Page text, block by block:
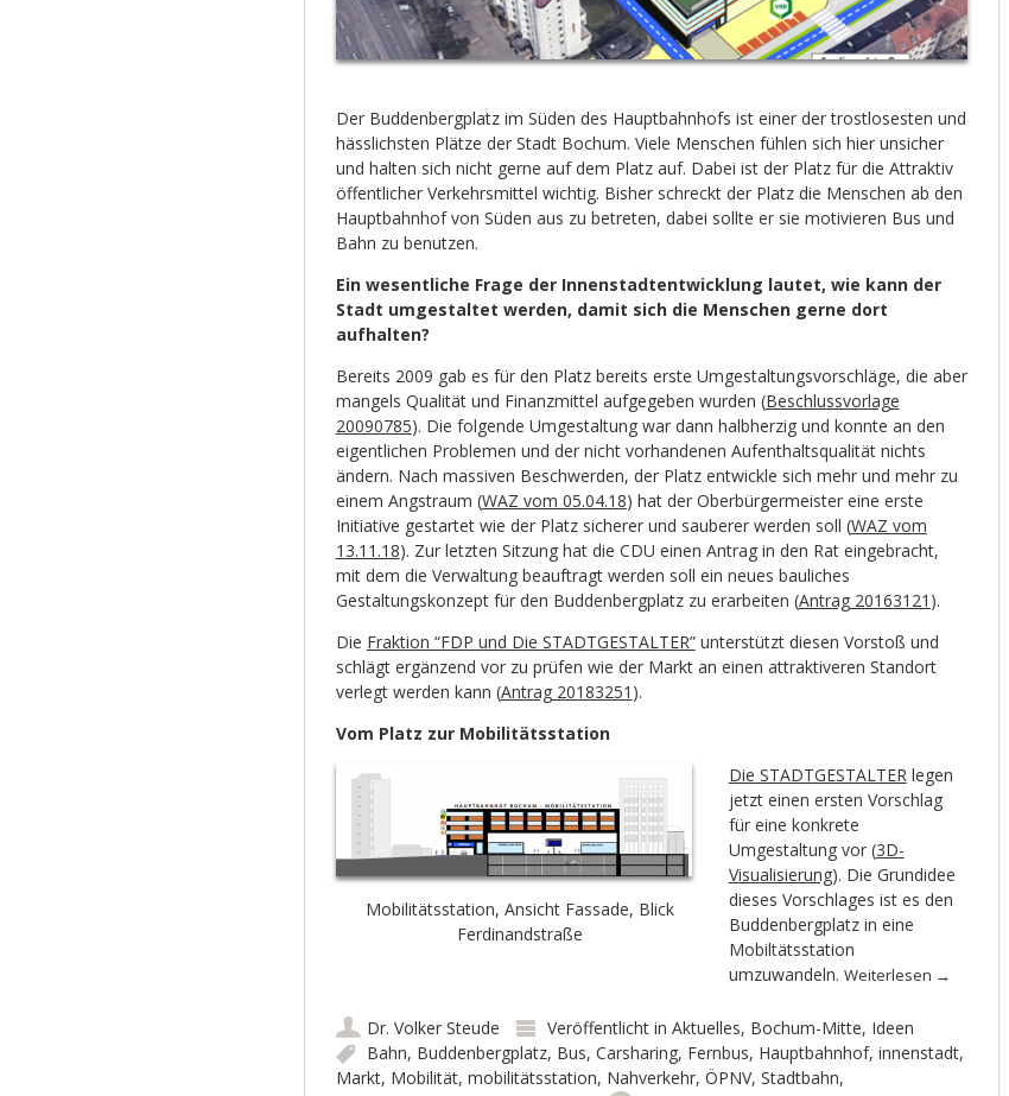
Der Buddenbergplatz im Süden des Hauptbahnhofs ist einer der trostlosesten und
hässlichsten Plätze der Stadt Bochum. Viele Menschen fühlen sich hier unsicher
und halten sich nicht gerne auf dem Platz auf. Dabei ist der Platz für die Attraktiv
öffentlicher Verkehrsmittel wichtig. Bisher schreckt der Platz die Menschen ab den
Hauptbahnhof von Süden aus zu betreten, dabei sollte er sie motivieren Bus und
Bahn zu benutzen.
Ein wesentliche Frage der Innenstadtentwicklung lautet, wie kann der
Stadt umgestaltet werden, damit sich die Menschen gerne dort
aufhalten?
Bereits 2009 gab es für den Platz bereits erste Umgestaltungsvorschläge, die aber
mangels Qualität und Finanzmittel aufgegeben wurden (Beschlussvorlage
20090785). Die folgende Umgestaltung war dann halbherzig und konnte an den
eigentlichen Problemen und der nicht vorhandenen Aufenthaltsqualität nichts
ändern. Nach massiven Beschwerden, der Platz entwickle sich mehr und mehr zu
einem Angstraum (WAZ vom 05.04.18) hat der Oberbürgermeister eine erste
Initiative gestartet wie der Platz sicherer und sauberer werden soll (WAZ vom
13.11.18). Zur letzten Sitzung hat die CDU einen Antrag in den Rat eingebracht,
mit dem die Verwaltung beauftragt werden soll ein neues bauliches
Gestaltungskonzept für den Buddenbergplatz zu erarbeiten (Antrag 20163121 ).
Die Fraktion “FDP und Die STADTGESTALTER”unterstützt diesen Vorstoß und
schlägt ergänzend vor zu prüfen wie der Markt an einen attraktiveren Standort
verlegt werden kann (Antrag 20183251 ).
Vom Platz zur Mobilitätsstation
Mobilitätsstation, Ansicht Fassade, Blick
Ferdinandstraße
Die STADTGESTALTERlegen
jetzt einen ersten Vorschlag
für eine konkrete
Umgestaltung vor (3D-
Visualisierung). Die Grundidee
dieses Vorschlages ist es den
Buddenbergplatz in eine
Mobiltätsstation
umzuwandeln. Weiterlesen →
Dr. Volker Steude Veröffentlicht in Aktuelles, Bochum-Mitte, Ideen
Bahn, Buddenbergplatz, Bus, Carsharing, Fernbus, Hauptbahnhof, innenstadt,
Markt, Mobilität, mobilitätsstation, Nahverkehr, ÖPNV, Stadtbahn,